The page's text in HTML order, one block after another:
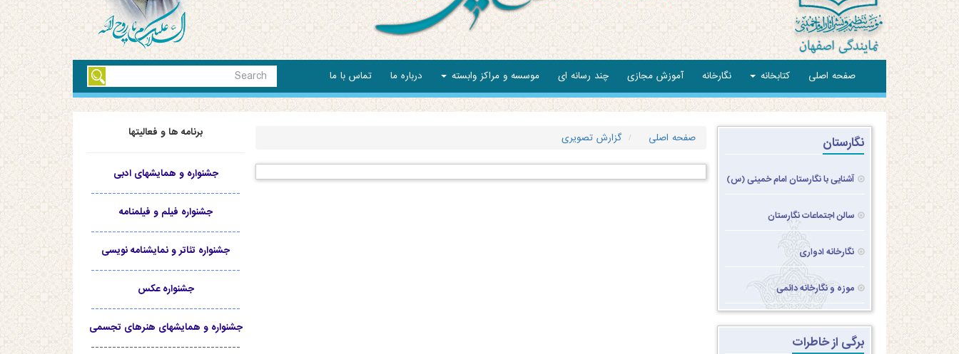
صفحه اصلی کتابخانه نگارخانه آموزش مجازی چند رسانه ای موسسه و مراکز وابسته درباره ما تماس با ما
نگارستان
آشنایی با نگارستان امام خمینی (س)
سالن اجتماعات نگارستان
نگارخانه ادواری
موزه و نگارخانه دائمی
برگی از خاطرات
صفحه اصلی گزارش تصویری برنامه ها و فعالیتها
جشنواره و همایشهای ادبی
-----------------------------------
جشنواره فیلم و فیلمنامه
-----------------------------------
جشنواره تئاتر و نمایشنامه نویسی
-----------------------------------
جشنواره عکس
-----------------------------------
جشنواره و همایشهای هنرهای تجسمی
-----------------------------------